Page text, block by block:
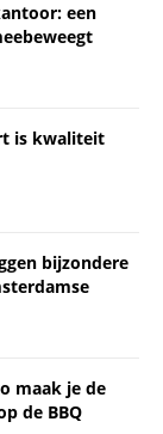
een
is kwaliteit
bijzondere
maak je de
de BBQ